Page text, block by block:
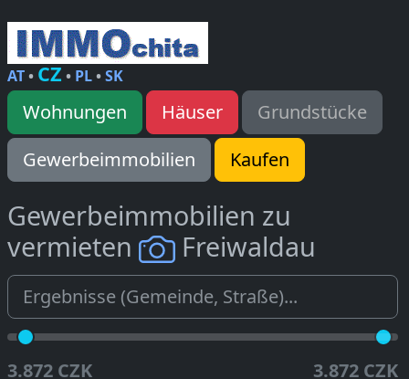
AT• CZ • PL•SK
Wohnungen Häuser
Grundstücke
Gewerbeimmobilien
Kaufen
Gewerbeimmobilien zu
vermieten
Freiwaldau
3.872 CZK 3.872 CZK